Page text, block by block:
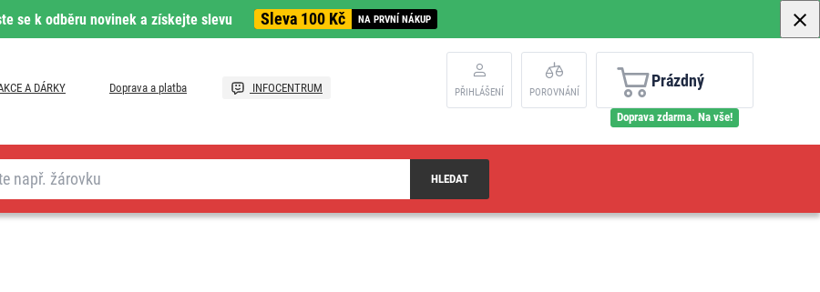
se k odběru novinek a získejte slevu Sleva 100 Kč NA PRVNÍ NÁKUP
A DÁRKY Doprava a platba INFOCENTRUM PŘIHLÁŠENÍ POROVNÁNÍ
Prázdný
Doprava zdarma. Na vše!
HLEDAT